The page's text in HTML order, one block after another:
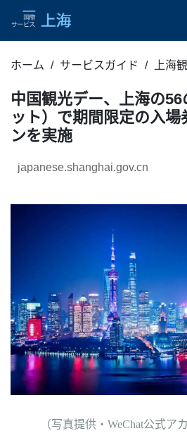
ホーム サービスガイド 上海
中国観光デー、上海の
ット）で期間限定の入
ンを実施
japanese.shanghai.gov.cn
（写真提供・ WeChat公式ア